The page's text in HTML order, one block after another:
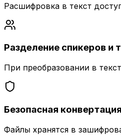
Расшифровка в текст
Разделение спикеров и
При преобразовании в
Безопасная
Файлы хранятся в